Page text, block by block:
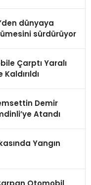
dünyaya
sürdürüyor
Çarptı Yaralı
Demir
Atandı
Yangın